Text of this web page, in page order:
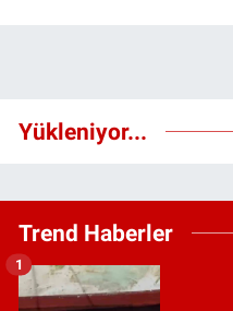
Yükleniyor...
Trend Haberler
1